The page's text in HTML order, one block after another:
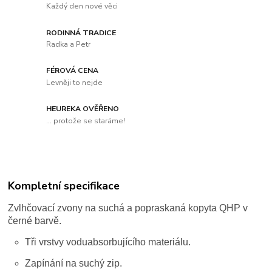
Každý den nové věci
RODINNÁ TRADICE
Radka a Petr
FÉROVÁ CENA
Levněji to nejde
HEUREKA OVĚŘENO
... protože se staráme!
Kompletní specifikace
Zvlhčovací zvony na suchá a popraskaná kopyta QHP v
černé barvě.
Tři vrstvy voduabsorbujícího materiálu.
Zapínání na suchý zip.